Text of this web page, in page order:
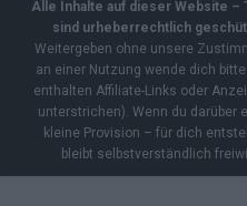
Alle Inhalte auf dieser Website –
sind urheberrechtlich
Weitergeben ohne unsere
an einer Nutzung wende dich
enthalten Affiliate-Links oder
unterstrichen). Wenn du darüber
kleine Provision – für dich
bleibt selbstverständlich